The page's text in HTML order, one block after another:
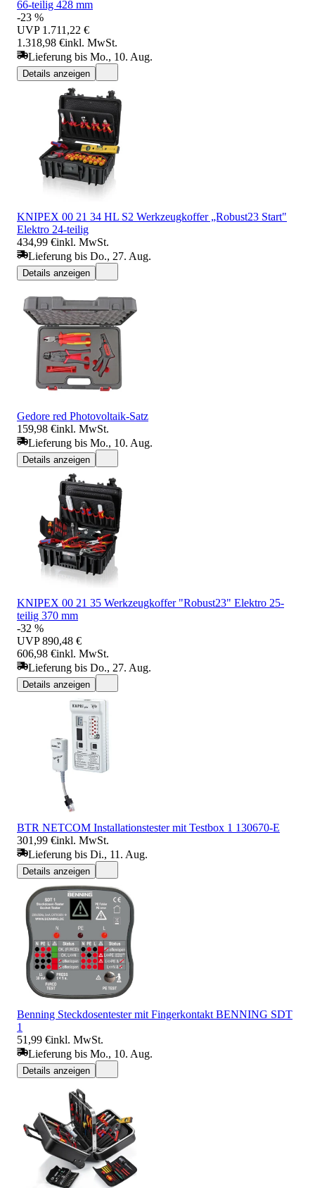
66-teilig 428 mm
-23 %
UVP 1.711,22 €
1.318,98 €inkl. MwSt.
Lieferung bis Mo., 10. Aug.
Details anzeigen
KNIPEX 00 21 34 HL S2 Werkzeugkoffer „Robust23 Start"
Elektro 24-teilig
434,99 €inkl. MwSt.
Lieferung bis Do., 27. Aug.
Details anzeigen
Gedore red Photovoltaik-Satz
159,98 €inkl. MwSt.
Lieferung bis Mo., 10. Aug.
Details anzeigen
KNIPEX 00 21 35 Werkzeugkoffer "Robust23" Elektro 25-
teilig 370 mm
-32 %
UVP 890,48 €
606,98 €inkl. MwSt.
Lieferung bis Do., 27. Aug.
Details anzeigen
BTR NETCOM Installationstester mit Testbox 1 130670-E
301,99 €inkl. MwSt.
Lieferung bis Di., 11. Aug.
Details anzeigen
Benning Steckdosentester mit Fingerkontakt BENNING SDT
1
51,99 €inkl. MwSt.
Lieferung bis Mo., 10. Aug.
Details anzeigen